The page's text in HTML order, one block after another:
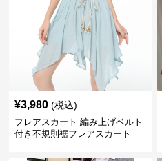
¥3,980 (税込)
フレアスカート 編み上げベルト
付き不規則裾フレアスカート